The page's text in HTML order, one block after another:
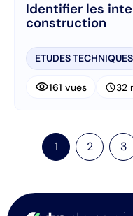
Identifier les
construction
ETUDES TECHNIQUES
visibility161 vues schedule32
1 2 3